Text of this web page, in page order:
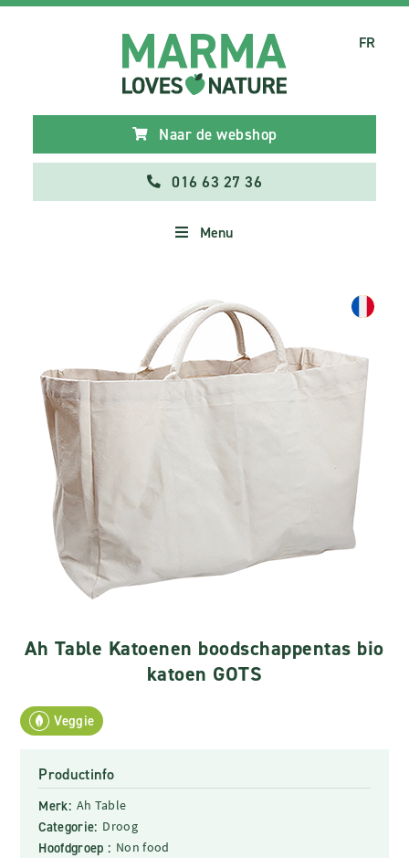
Naar de webshop
016 63 27 36
Menu
FR
Ah Table Katoenen boodschappentas bio
katoen GOTS
Veggie
Productinfo
Merk: Ah Table
Categorie: Droog
Hoofdgroep : Non food